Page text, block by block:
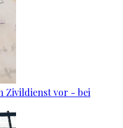
Zivildienst vor - bei